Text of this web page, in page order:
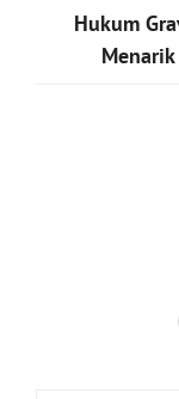
Hukum